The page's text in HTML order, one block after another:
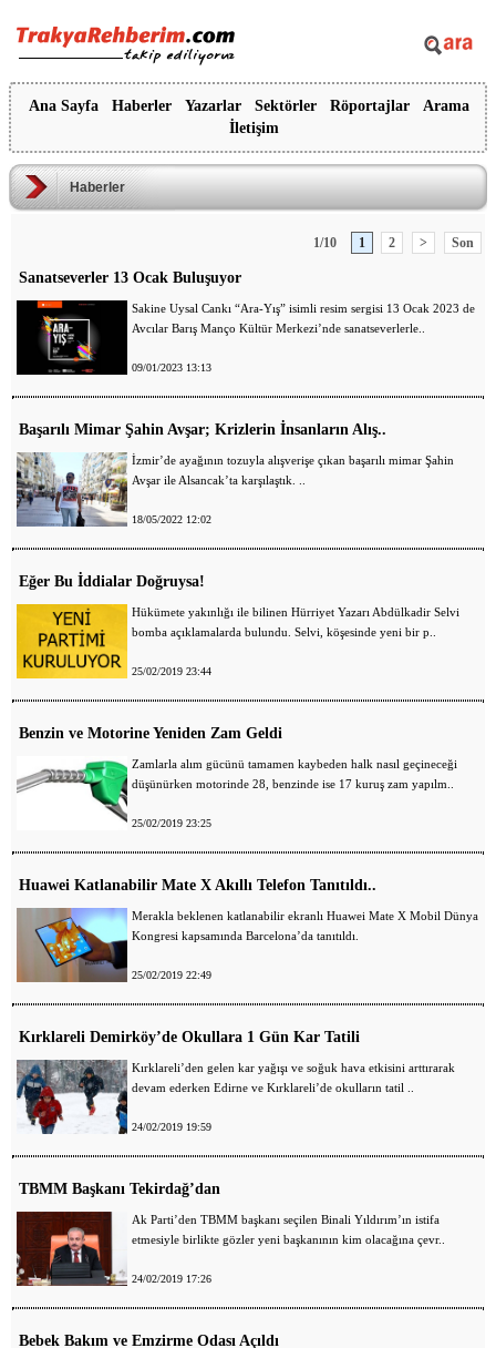
Ana Sayfa Haberler Yazarlar Sektörler Röportajlar
Arama
İletişim
Haberler
1/10 1 2 > Son
Sanatseverler 13 Ocak Buluşuyor
Sakine Uysal Cankı “Ara-Yış” isimli resim sergisi 13 Ocak 2023 de
Avcılar Barış Manço Kültür Merkezi’nde sanatseverlerle..
09/01/2023 13:13
Başarılı Mimar Şahin Avşar; Krizlerin İnsanların Alış..
İzmir’de ayağının tozuyla alışverişe çıkan başarılı mimar Şahin
Avşar ile Alsancak’ta karşılaştık. ..
18/05/2022 12:02
Eğer Bu İddialar Doğruysa!
Hükümete yakınlığı ile bilinen Hürriyet Yazarı Abdülkadir Selvi
bomba açıklamalarda bulundu. Selvi, köşesinde yeni bir p..
25/02/2019 23:44
Benzin ve Motorine Yeniden Zam Geldi
Zamlarla alım gücünü tamamen kaybeden halk nasıl geçineceği
düşünürken motorinde 28, benzinde ise 17 kuruş zam yapılm..
25/02/2019 23:25
Huawei Katlanabilir Mate X Akıllı Telefon Tanıtıldı..
Merakla beklenen katlanabilir ekranlı Huawei Mate X Mobil Dünya
Kongresi kapsamında Barcelona’da tanıtıldı.
25/02/2019 22:49
Kırklareli Demirköy’de Okullara 1 Gün Kar Tatili
Kırklareli’den gelen kar yağışı ve soğuk hava etkisini arttırarak
devam ederken Edirne ve Kırklareli’de okulların tatil ..
24/02/2019 19:59
TBMM Başkanı Tekirdağ’dan
Ak Parti’den TBMM başkanı seçilen Binali Yıldırım’ın istifa
etmesiyle birlikte gözler yeni başkanının kim olacağına çevr..
24/02/2019 17:26
Bebek Bakım ve Emzirme Odası Açıldı